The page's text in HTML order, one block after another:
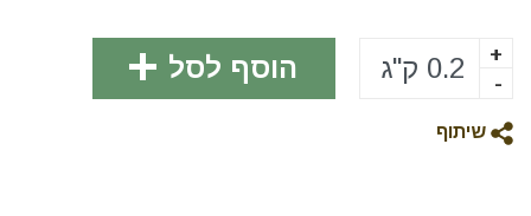
+
-
הוסף לסל
שיתוף